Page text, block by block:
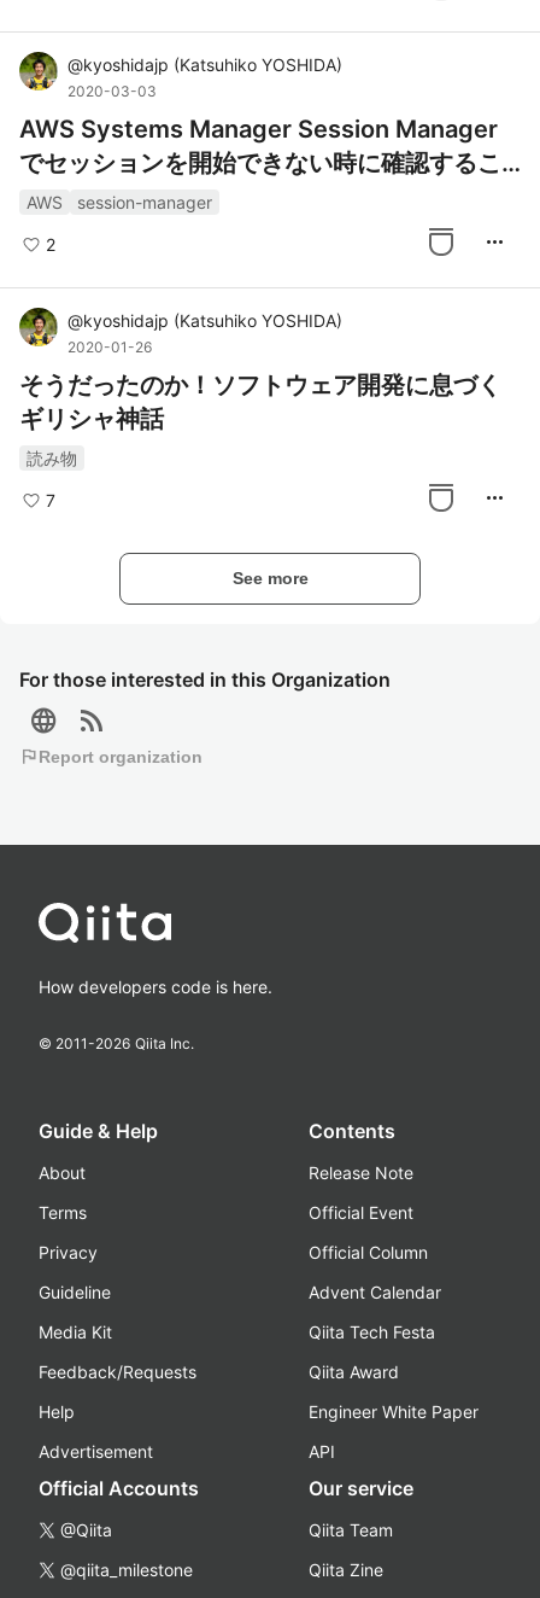
For those interested in this Organization
language rss_feed
flagReport organization
@kyoshidajp (Katsuhiko YOSHIDA)
2020-03-03
AWS Systems Manager Session Manager
でセッションを開始できない時に確認するこ
と
AWS session-manager
2 more_horiz
@kyoshidajp (Katsuhiko YOSHIDA)
2020-01-26
そうだったのか！ソフトウェア開発に息づく
ギリシャ神話
読み物
7 more_horiz
See more
How developers code is here.
© 2011-2026 Qiita Inc.
Guide & Help
About
Terms
Privacy
Guideline
Media Kit
Feedback/Requests
Help
Advertisement
Contents
Release Note
Official Event
Official Column
Advent Calendar
Qiita Tech Festa
Qiita Award
Engineer White Paper
API
Official Accounts
@Qiita
@qiita_milestone
Our service
Qiita Team
Qiita Zine